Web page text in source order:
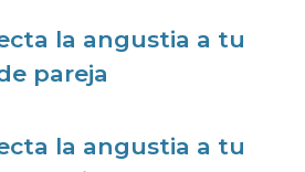
la angustia a tu
pareja
la angustia a tu